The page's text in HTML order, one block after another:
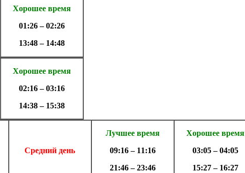
Хорошее время
01:26 – 02:26
13:48 – 14:48
Хорошее время
02:16 – 03:16
14:38 – 15:38
Средний день
Лучшее время
09:16 – 11:16
21:46 – 23:46
Хорошее время
03:05 – 04:05
15:27 – 16:27